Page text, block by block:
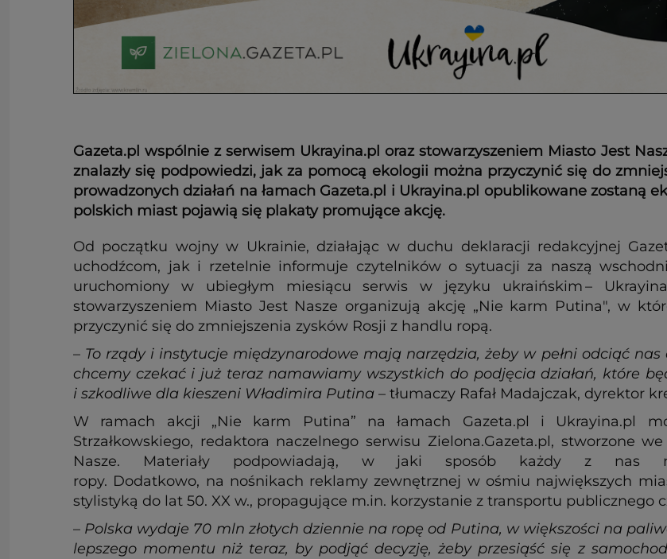
Gazeta.pl wspólnie z serwisem Ukrayina.pl oraz stowarzyszeniem Miasto Jest
znalazły się podpowiedzi, jak za pomocą ekologii można przyczynić się do
prowadzonych działań na łamach Gazeta.pl i Ukrayina.pl opublikowane zostaną
polskich miast pojawią się plakaty promujące akcję.
Od początku wojny w Ukrainie, działając w duchu deklaracji redakcyjnej
uchodźcom, jak i rzetelnie informuje czytelników o sytuacji za naszą
uruchomiony w ubiegłym miesiącu serwis w języku ukraińskim –
stowarzyszeniem Miasto Jest Nasze organizują akcję „Nie karm Putina", w
przyczynić się do zmniejszenia zysków Rosji z handlu ropą.
– To rządy i instytucje międzynarodowe mają narzędzia, żeby w pełni odciąć
chcemy czekać i już teraz namawiamy wszystkich do podjęcia działań, które
i szkodliwe dla kieszeni Władimira Putina – tłumaczy Rafał Madajczak, dyrektor
W ramach akcji „Nie karm Putina” na łamach Gazeta.pl i Ukrayina.pl
Strzałkowskiego, redaktora naczelnego serwisu Zielona.Gazeta.pl, stworzone
Nasze. Materiały podpowiadają, w jaki sposób każdy z nas
ropy. Dodatkowo, na nośnikach reklamy zewnętrznej w ośmiu największych
stylistyką do lat 50. XX w., propagujące m.in. korzystanie z transportu publicznego
– Polska wydaje 70 mln złotych dziennie na ropę od Putina, w większości na
lepszego momentu niż teraz, by podjąć decyzję, żeby przesiąść się z